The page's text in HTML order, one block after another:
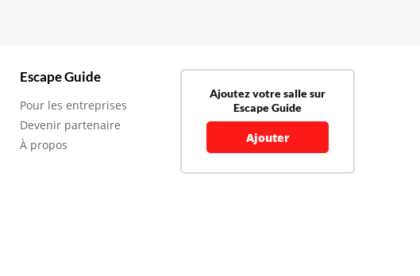
Escape Guide
Pour les entreprises
Devenir partenaire
À propos
Ajoutez votre salle sur
Escape Guide
Ajouter